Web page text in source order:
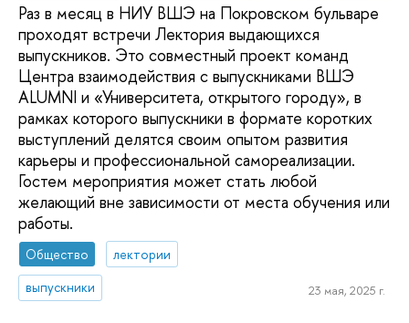
Раз в месяц в НИУ ВШЭ на Покровском бульваре
проходят встречи Лектория выдающихся
выпускников. Это совместный проект команд
Центра взаимодействия с выпускниками ВШЭ
ALUMNI и «Университета, открытого городу», в
рамках которого выпускники в формате коротких
выступлений делятся своим опытом развития
карьеры и профессиональной самореализации.
Гостем мероприятия может стать любой
желающий вне зависимости от места обучения или
работы.
Общество
лектории
выпускники
23 мая, 2025 г.